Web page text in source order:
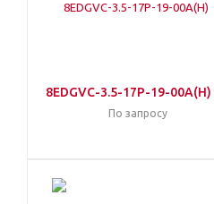
8EDGVC-3.5-17P-19-00A(H)
По запросу